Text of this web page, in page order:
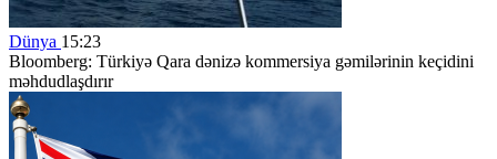
Dünya 15:23
Bloomberg: Türkiyə Qara dənizə kommersiya gəmilərinin keçidini
məhdudlaşdırır